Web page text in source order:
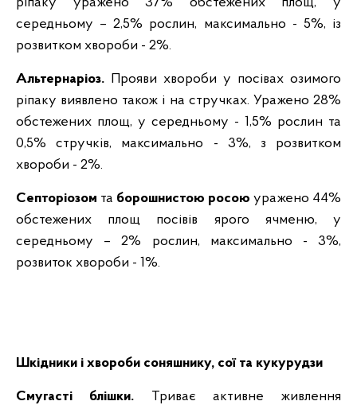
середньому – 2,5% рослин, максимально - 5%, із
розвитком хвороби - 2%.
Альтернаріоз. Прояви хвороби у посівах озимого
ріпаку виявлено також і на стручках. Уражено 28%
обстежених площ, у середньому - 1,5% рослин та
0,5% стручків, максимально - 3%, з розвитком
хвороби - 2%.
Септоріозом та борошнистою росою уражено 44%
обстежених площ посівів ярого ячменю, у
середньому – 2% рослин, максимально - 3%,
розвиток хвороби - 1%.
Шкідники і хвороби соняшнику, сої та кукурудзи
Смугасті блішки. Триває активне живлення